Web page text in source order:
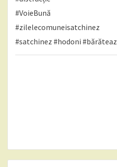
#VoieBună
#zilelecomuneisatchinez
#satchinez #hodoni #bărăteaz